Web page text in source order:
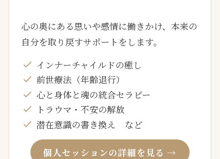
心の奥にある思いや感情に働きかけ、本来の
自分を取り戻すサポートをします。
インナーチャイルドの癒し
前世療法（年齢退行）
心と身体と魂の統合セラピー
トラウマ・不安の解放
潜在意識の書き換え など
個人セッションの詳細を見る →